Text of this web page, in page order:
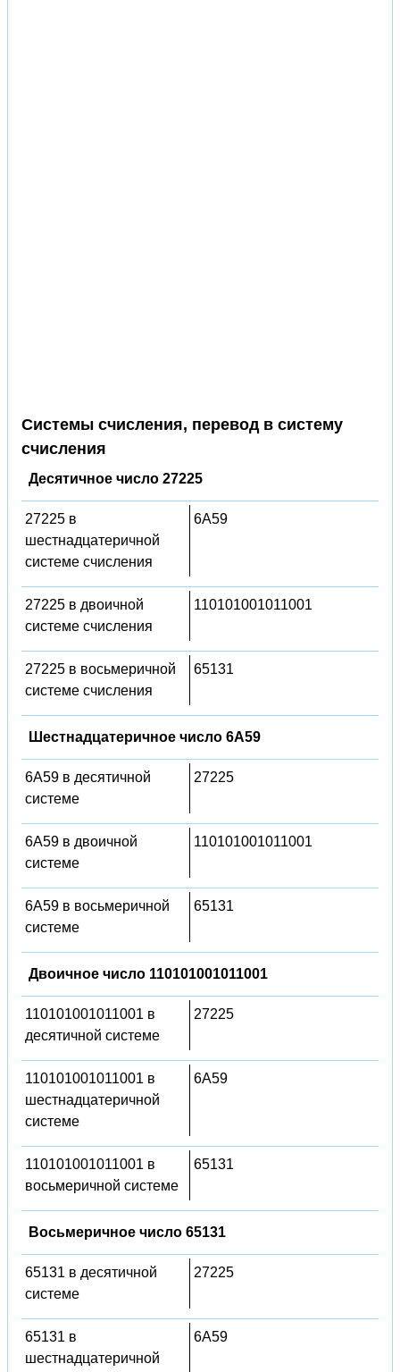
Системы счисления, перевод в систему
счисления
Десятичное число 27225
27225 в
шестнадцатеричной
системе счисления
6A59
27225 в двоичной
системе счисления
110101001011001
27225 в восьмеричной
системе счисления
65131
Шестнадцатеричное число 6A59
6A59 в десятичной
системе
27225
6A59 в двоичной
системе
110101001011001
6A59 в восьмеричной
системе
65131
Двоичное число 110101001011001
110101001011001 в
десятичной системе
27225
110101001011001 в
шестнадцатеричной
системе
6A59
110101001011001 в
восьмеричной системе
65131
Восьмеричное число 65131
65131 в десятичной
системе
27225
65131 в
шестнадцатеричной
6A59